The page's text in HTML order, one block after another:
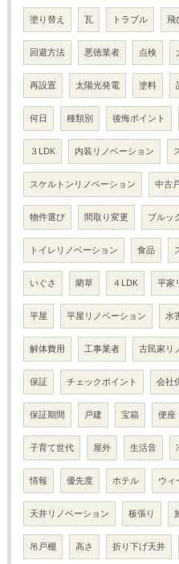
塗り替え 瓦 トラブル 飛
回避方法 悪徳業者 点検
再設置 太陽光発電 塗料
何日 種類別 後悔ポイント
３LDK 内装リノベーション
スケルトンリノベーション 中古
物件選び 間取り変更 ブルッ
トイレリノベーション 食品
いぐさ 藺草 ４LDK 平家
平屋 平屋リノベーション 水
解体費用 工事業者 古民家リ
保証 チェックポイント 会社
保証期間 戸建 宝箱 便座
子育て世代 屋外 生活音
情報 優先度 ホテル ウィ
天井リノベーション 板張り
吊戸棚 高さ 折り下げ天井